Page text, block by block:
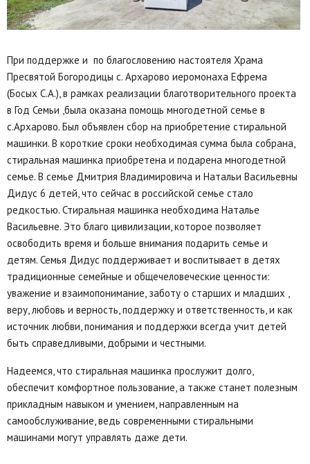
При поддержке и по благословению настоятеля Храма
Пресвятой Богородицы с. Архарово иеромонаха Ефрема
(Босых С.А.), в рамках реализации благотворительного проекта
в Год Семьи ,была оказана помощь многодетной семье в
с.Архарово. Был объявлен сбор на приобретение стиральной
машинки. В короткие сроки необходимая сумма была собрана,
стиральная машинка приобретена и подарена многодетной
семье. В семье Дмитрия Владимировича и Натальи Васильевны
Дидус 6 детей, что сейчас в российской семье стало
редкостью. Стиральная машинка необходима Наталье
Васильевне. Это благо цивилизации, которое позволяет
освободить время и больше внимания подарить семье и
детям. Семья Дидус поддерживает и воспитывает в детях
традиционные семейные и общечеловеческие ценности:
уважение и взаимопонимание, заботу о старших и младших ,
веру, любовь и верность, поддержку и ответственность, и как
источник любви, понимания и поддержки всегда учит детей
быть справедливыми, добрыми и честными.
Надеемся, что стиральная машинка прослужит долго,
обеспечит комфортное пользование, а также станет полезным
прикладным навыком и умением, направленным на
самообслуживание, ведь современными стиральными
машинами могут управлять даже дети.